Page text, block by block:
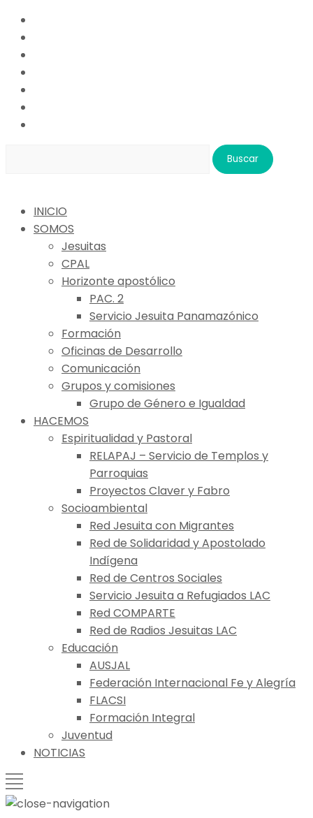
INICIO
SOMOS
Jesuitas
CPAL
Horizonte apostólico
PAC. 2
Servicio Jesuita Panamazónico
Formación
Oficinas de Desarrollo
Comunicación
Grupos y comisiones
Grupo de Género e Igualdad
HACEMOS
Espiritualidad y Pastoral
RELAPAJ – Servicio de Templos y
Parroquias
Proyectos Claver y Fabro
Socioambiental
Red Jesuita con Migrantes
Red de Solidaridad y Apostolado
Indígena
Red de Centros Sociales
Servicio Jesuita a Refugiados LAC
Red COMPARTE
Red de Radios Jesuitas LAC
Educación
AUSJAL
Federación Internacional Fe y Alegría
FLACSI
Formación Integral
Juventud
NOTICIAS